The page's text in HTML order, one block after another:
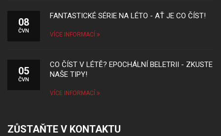
08
ČVN
FANTASTICKÉ SÉRIE NA LÉTO - AŤ JE CO ČÍST!
VÍCE INFORMACÍ
05
ČVN
CO ČÍST V LÉTĚ? EPOCHÁLNÍ BELETRII - ZKUSTE
NAŠE TIPY!
VÍCE INFORMACÍ
ZŮSTAŇTE V KONTAKTU